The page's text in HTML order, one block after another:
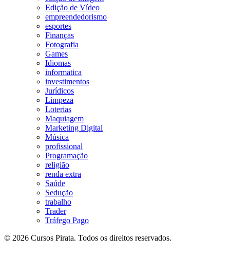
Edição de Vídeo
empreendedorismo
esportes
Finanças
Fotografia
Games
Idiomas
informatica
investimentos
Jurídicos
Limpeza
Loterias
Maquiagem
Marketing Digital
Música
profissional
Programação
religião
renda extra
Saúde
Sedução
trabalho
Trader
Tráfego Pago
© 2026 Cursos Pirata. Todos os direitos reservados.